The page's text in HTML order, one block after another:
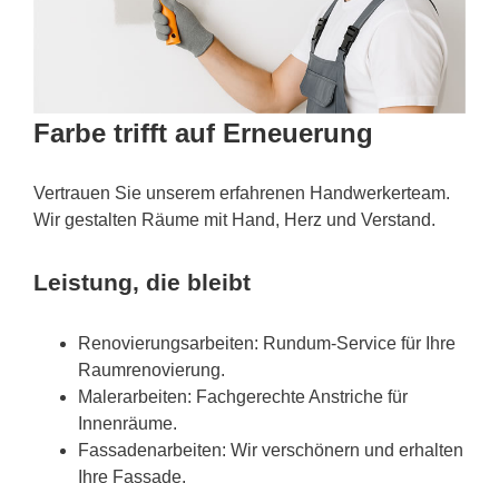
Farbe trifft auf Erneuerung
Vertrauen Sie unserem erfahrenen Handwerkerteam.
Wir gestalten Räume mit Hand, Herz und Verstand.
Leistung, die bleibt
Renovierungsarbeiten: Rundum-Service für Ihre
Raumrenovierung.
Malerarbeiten: Fachgerechte Anstriche für
Innenräume.
Fassadenarbeiten: Wir verschönern und erhalten
Ihre Fassade.